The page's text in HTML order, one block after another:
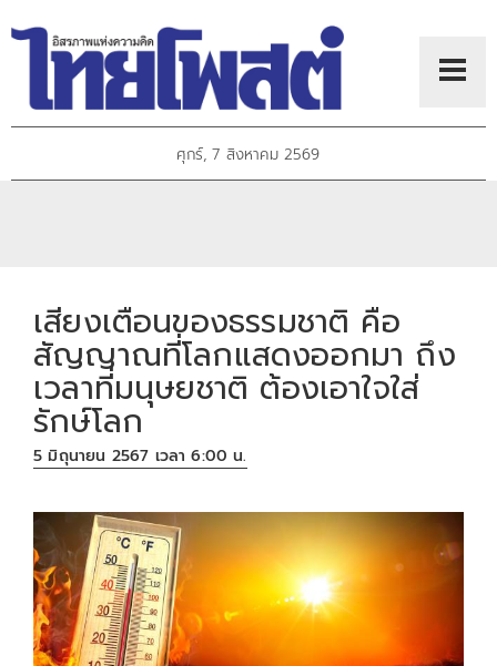
ศุกร์, 7 สิงหาคม 2569
เสียงเตือนของธรรมชาติ คือ
สัญญาณที่โลกแสดงออกมา ถึง
เวลาที่มนุษยชาติ ต้องเอาใจใส่
รักษ์โลก
5 มิถุนายน 2567 เวลา 6:00 น.